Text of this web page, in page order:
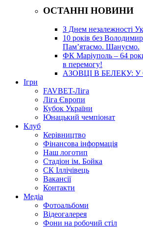
ОСТАННІ НОВИНИ
З Днем незалежності
10 років без
Пам’ятаємо. Шануємо.
ФК Маріуполь – 64
в перемогу!
АЗОВЦІ В БЕЛЕКУ:
Ігри
FAVBET-Ліга
Ліга Європи
Кубок України
Юнацький чемпіонат
Клуб
Керівництво
Фінансова інформація
Наш логотип
Стадіон ім. Бойка
СК Іллічівець
Вакансії
Контакти
Медіа
Фотоальбоми
Відеогалерея
Фони на робочий стіл